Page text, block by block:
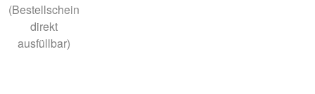
(Bestellschein
direkt
ausfüllbar)